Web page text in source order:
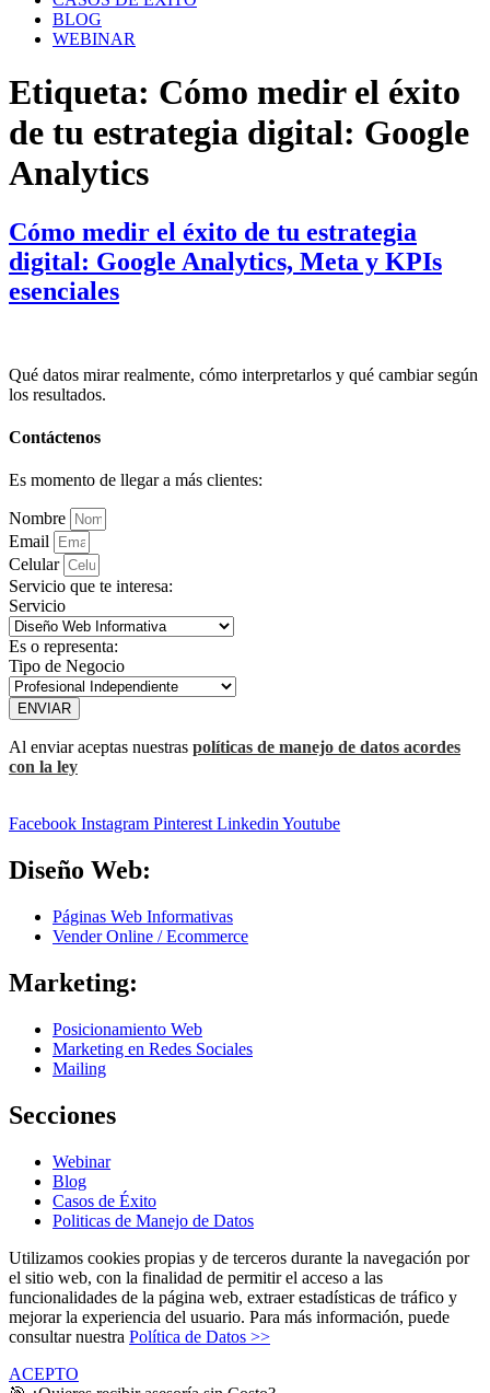
BLOG
WEBINAR
Etiqueta: Cómo medir el éxito
de tu estrategia digital: Google
Analytics
Cómo medir el éxito de tu estrategia
digital: Google Analytics, Meta y KPIs
esenciales
Qué datos mirar realmente, cómo interpretarlos y qué cambiar según
los resultados.
Contáctenos
Es momento de llegar a más clientes:
Nombre
Email
Celular
Servicio que te interesa:
Servicio
Es o representa:
Tipo de Negocio
ENVIAR
Al enviar aceptas nuestras políticas de manejo de datos acordes
con la ley
Facebook Instagram Pinterest Linkedin Youtube
Diseño Web:
Páginas Web Informativas
Vender Online / Ecommerce
Marketing:
Posicionamiento Web
Marketing en Redes Sociales
Mailing
Secciones
Webinar
Blog
Casos de Éxito
Politicas de Manejo de Datos
Utilizamos cookies propias y de terceros durante la navegación por
el sitio web, con la finalidad de permitir el acceso a las
funcionalidades de la página web, extraer estadísticas de tráfico y
mejorar la experiencia del usuario. Para más información, puede
consultar nuestra Política de Datos >>
ACEPTO